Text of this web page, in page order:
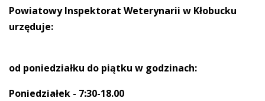
Powiatowy Inspektorat Weterynarii w Kłobucku
urzęduje:
od poniedziałku do piątku w godzinach:
Poniedziałek - 7:30-18.00